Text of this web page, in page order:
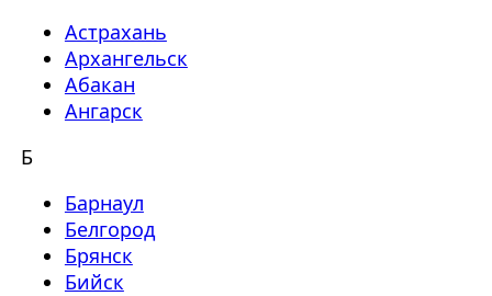
Астрахань
Архангельск
Абакан
Ангарск
Б
Барнаул
Белгород
Брянск
Бийск